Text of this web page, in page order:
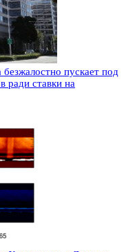
пускает под
ради ставки на